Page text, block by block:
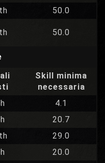
50.0
50.0
Skill minima
necessaria
4.1
20.7
29.0
20.0